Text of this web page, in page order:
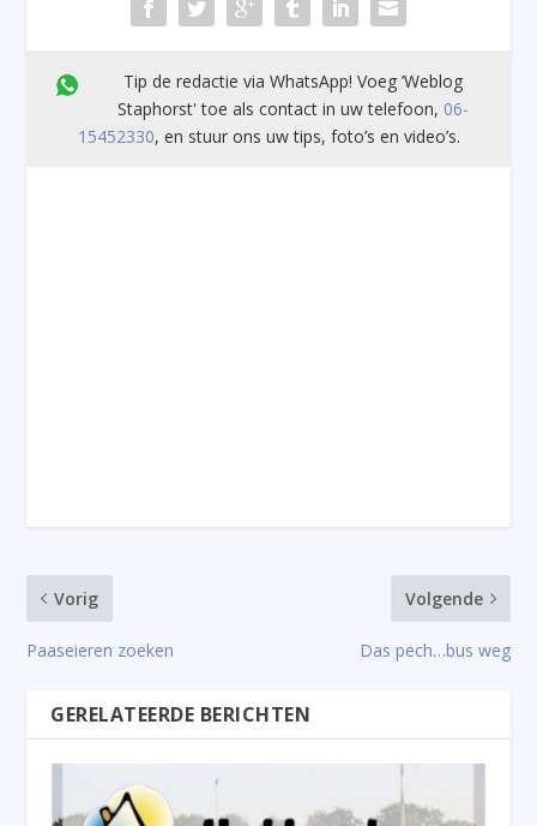
Tip de redactie via WhatsApp! Voeg ’Weblog
Staphorst' toe als contact in uw telefoon, 06-
15452330, en stuur ons uw tips, foto’s en video’s.
Vorig
Paaseieren zoeken
Volgende
Das pech…bus weg
GERELATEERDE BERICHTEN